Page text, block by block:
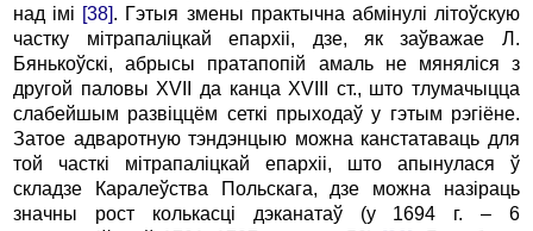
над імі [38]. Гэтыя змены практычна абмінулі літоўскую
частку мітрапаліцкай епархіі, дзе, як заўважае Л.
Бянькоўскі, абрысы пратапопій амаль не мяняліся з
другой паловы XVII да канца XVIII ст., што тлумачыцца
слабейшым развіццём сеткі прыходаў у гэтым рэгіёне.
Затое адваротную тэндэнцыю можна канстатаваць для
той часткі мітрапаліцкай епархіі, што апынулася ў
складзе Каралеўства Польскага, дзе можна назіраць
значны рост колькасці дэканатаў (у 1694 г. – 6